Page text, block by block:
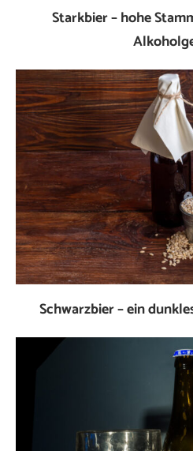
Starkbier – hohe
Schwarzbier – ein